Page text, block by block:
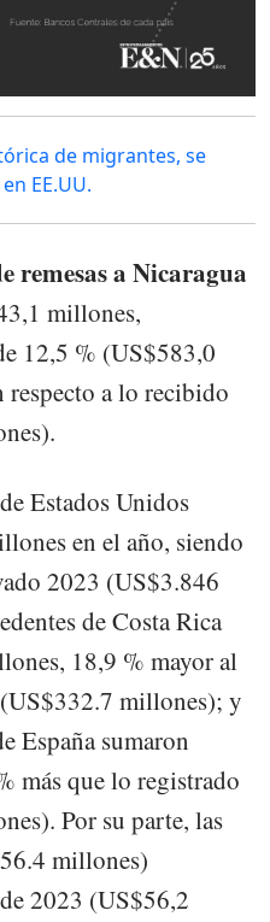
de migrantes, se
EE.UU.
remesas a Nicaragua
millones,
12,5 % (US$583,0
a lo recibido
Estados Unidos
en el año, siendo
2023 (US$3.846
de Costa Rica
18,9 % mayor al
millones); y
España sumaron
más que lo registrado
Por su parte, las
millones)
2023 (US$56,2